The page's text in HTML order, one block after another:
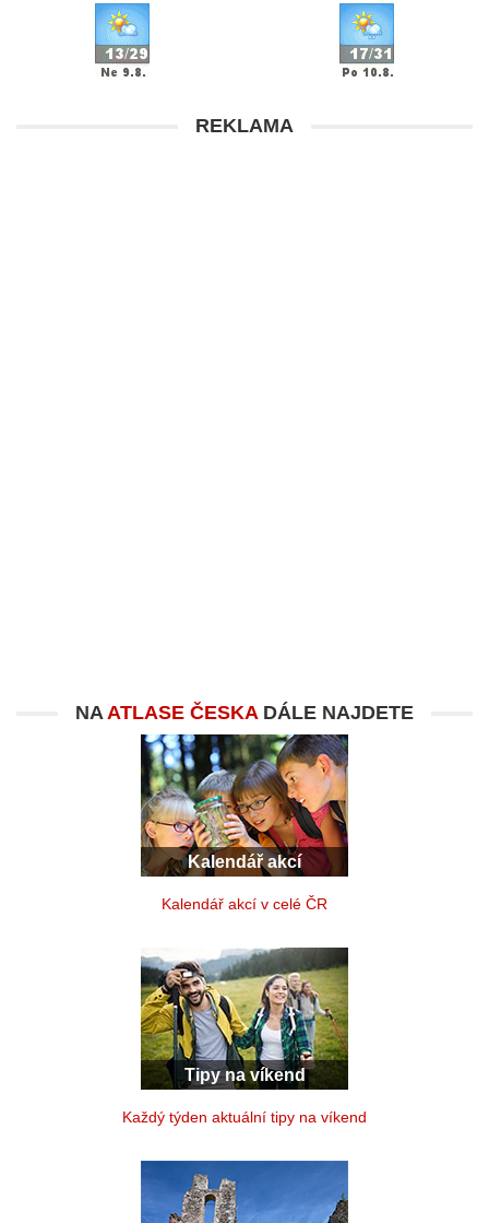
REKLAMA
NAATLASE ČESKADÁLE NAJDETE
Kalendář akcí
Kalendář akcí v celé ČR
Tipy na víkend
Každý týden aktuální tipy na víkend